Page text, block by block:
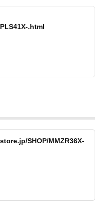
.html
SHOP/MMZR36X-